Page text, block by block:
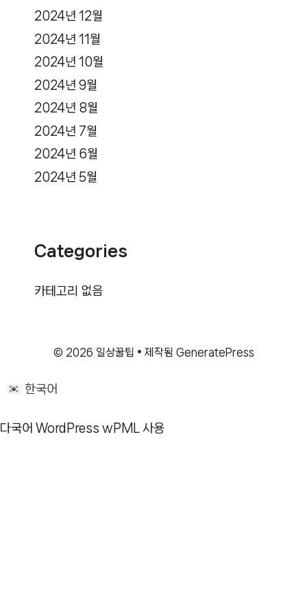
2024년 12월
2024년 11월
2024년 10월
2024년 9월
2024년 8월
2024년 7월
2024년 6월
2024년 5월
Categories
카테고리 없음
© 2026 일상꿀팁 • 제작됨 GeneratePress
한국어
다국어 WordPress wPML 사용